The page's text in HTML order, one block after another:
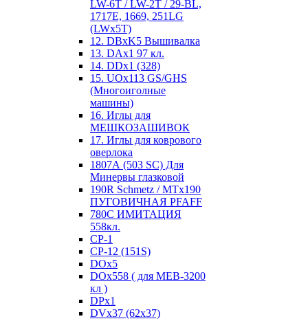
LW-6T / LW-2T / 29-BL,
1717E, 1669, 251LG
(LWx5T)
12. DBxK5 Вышивалка
13. DAx1 97 кл.
14. DDx1 (328)
15. UOx113 GS/GHS
(Многоиголные
машины)
16. Иглы для
МЕШКОЗАШИВОК
17. Иглы для коврового
оверлока
1807А (503 SC) Для
Минервы глазковой
190R Schmetz / MTx190
ПУГОВИЧНАЯ PFAFF
780С ИМИТАЦИЯ
558кл.
CP-1
CP-12 (151S)
DOx5
DOx558 ( для MEB-3200
кл )
DPx1
DVx37 (62x37)